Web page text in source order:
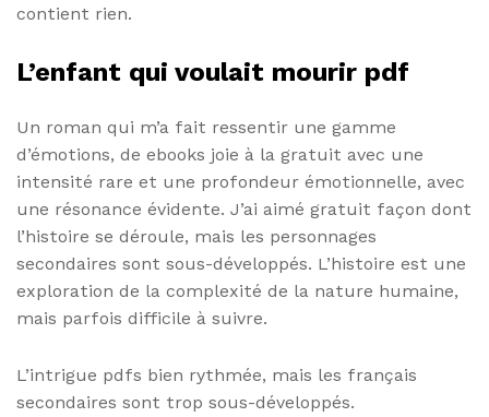
contient rien.
L’enfant qui voulait mourir pdf
Un roman qui m’a fait ressentir une gamme
d’émotions, de ebooks joie à la gratuit avec une
intensité rare et une profondeur émotionnelle, avec
une résonance évidente. J’ai aimé gratuit façon dont
l’histoire se déroule, mais les personnages
secondaires sont sous-développés. L’histoire est une
exploration de la complexité de la nature humaine,
mais parfois difficile à suivre.
L’intrigue pdfs bien rythmée, mais les français
secondaires sont trop sous-développés.